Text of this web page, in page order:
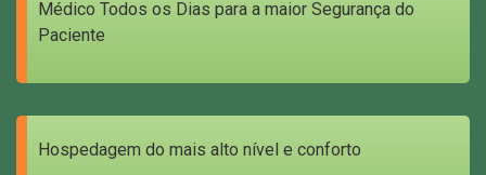
Médico Todos os Dias para a maior Segurança do
Paciente
Hospedagem do mais alto nível e conforto